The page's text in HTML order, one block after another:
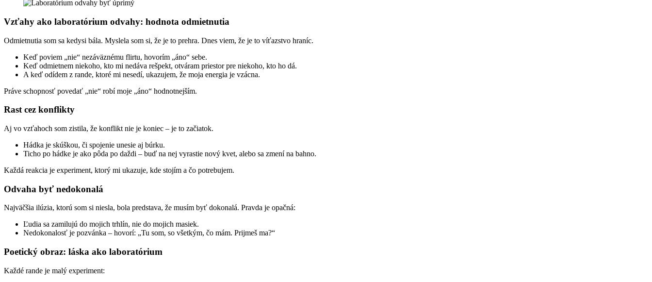
Vzťahy ako laboratórium odvahy: hodnota odmietnutia
Odmietnutia som sa kedysi bála. Myslela som si, že je to prehra. Dnes viem, že je to víťazstvo hraníc.
Keď poviem „nie“ nezáväznému flirtu, hovorím „áno“ sebe.
Keď odmietnem niekoho, kto mi nedáva rešpekt, otváram priestor pre niekoho, kto ho dá.
A keď odídem z rande, ktoré mi nesedí, ukazujem, že moja energia je vzácna.
Práve schopnosť povedať „nie“ robí moje „áno“ hodnotnejším.
Rast cez konflikty
Aj vo vzťahoch som zistila, že konflikt nie je koniec – je to začiatok.
Hádka je skúškou, či spojenie unesie aj búrku.
Ticho po hádke je ako pôda po daždi – buď na nej vyrastie nový kvet, alebo sa zmení na bahno.
Každá reakcia je experiment, ktorý mi ukazuje, kde stojím a čo potrebujem.
Odvaha byť nedokonalá
Najväčšia ilúzia, ktorú som si niesla, bola predstava, že musím byť dokonalá. Pravda je opačná:
Ľudia sa zamilujú do mojich trhlín, nie do mojich masiek.
Nedokonalosť je pozvánka – hovorí: „Tu som, so všetkým, čo mám. Prijmeš ma?“
Poetický obraz: láska ako laboratórium
Každé rande je malý experiment: